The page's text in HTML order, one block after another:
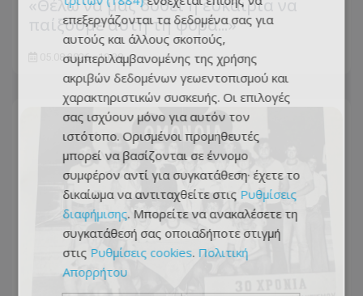
«Θέλω να μας δοθεί η ευκαιρία να
παίξουμε αυτή τη φορά...»
05.08.2026 - 19:38
επεξεργάζονται τα δεδομένα σας για
αυτούς και άλλους σκοπούς,
συμπεριλαμβανομένης της χρήσης
ακριβών δεδομένων γεωεντοπισμού και
χαρακτηριστικών συσκευής. Οι επιλογές
σας ισχύουν μόνο για αυτόν τον
ιστότοπο. Ορισμένοι προμηθευτές
μπορεί να βασίζονται σε έννομο
συμφέρον αντί για συγκατάθεση· έχετε το
δικαίωμα να αντιταχθείτε στις Ρυθμίσεις
διαφήμισης. Μπορείτε να ανακαλέσετε τη
συγκατάθεσή σας οποιαδήποτε στιγμή
στις Ρυθμίσεις cookies. Πολιτική
Απορρήτου